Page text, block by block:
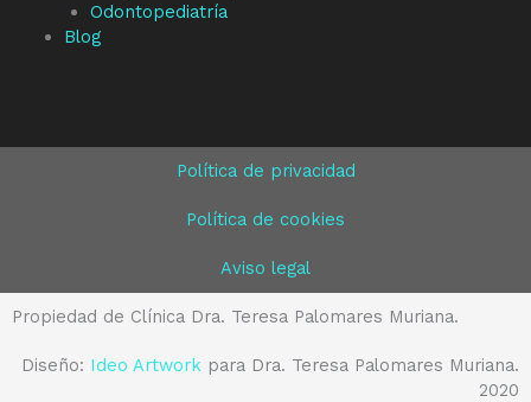
Odontopediatría
Blog
Política de privacidad
Política de cookies
Aviso legal
Propiedad de Clínica Dra. Teresa Palomares Muriana.
Diseño: Ideo Artwork para Dra. Teresa Palomares Muriana.
2020